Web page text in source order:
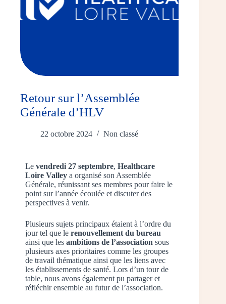
Retour sur l’Assemblée
Générale d’HLV
22 octobre 2024 Non classé
Le vendredi 27 septembre, Healthcare
Loire Valley a organisé son Assemblée
Générale, réunissant ses membres pour faire le
point sur l’année écoulée et discuter des
perspectives à venir.
Plusieurs sujets principaux étaient à l’ordre du
jour tel que le renouvellement du bureau
ainsi que les ambitions de l’association sous
plusieurs axes prioritaires comme les groupes
de travail thématique ainsi que les liens avec
les établissements de santé. Lors d’un tour de
table, nous avons également pu partager et
réfléchir ensemble au futur de l’association.